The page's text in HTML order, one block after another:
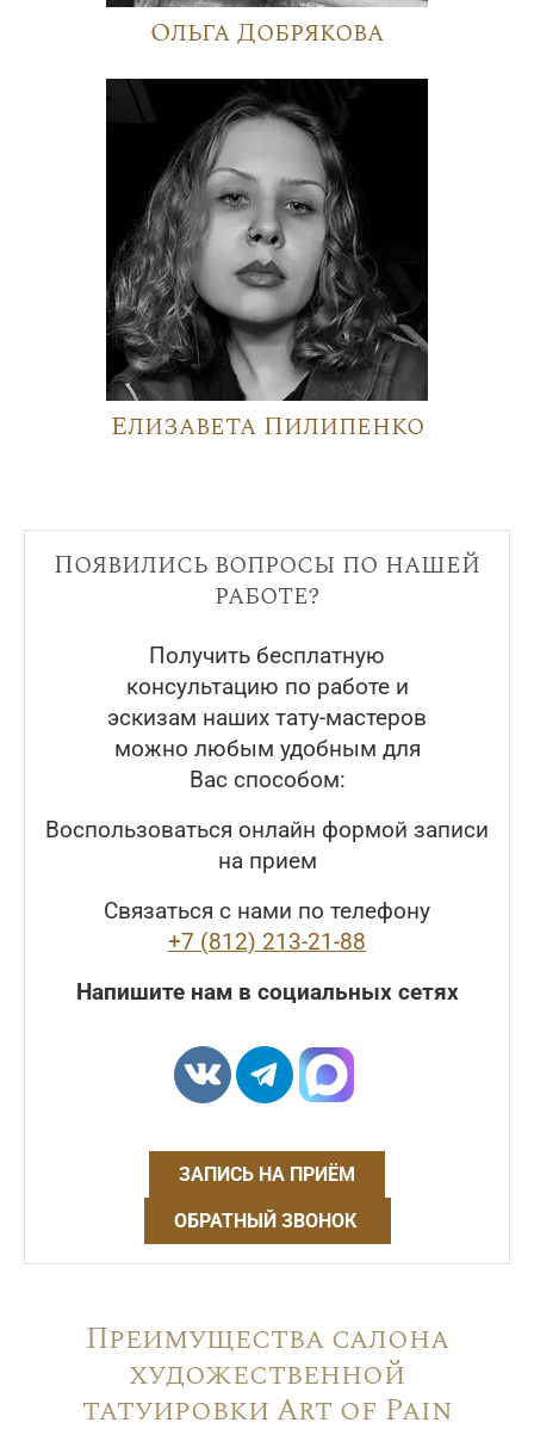
Ольга Добрякова
Елизавета Пилипенко
Появились вопросы по нашей
работе?
Получить бесплатную
консультацию по работе и
эскизам наших тату-мастеров
можно любым удобным для
Вас способом:
Воспользоваться онлайн формой записи
на прием
Связаться с нами по телефону
+7 (812) 213-21-88
Напишите нам в социальных сетях
ЗАПИСЬ НА ПРИЁМ
ОБРАТНЫЙ ЗВОНОК
Преимущества салона
художественной
татуировки Art of Pain